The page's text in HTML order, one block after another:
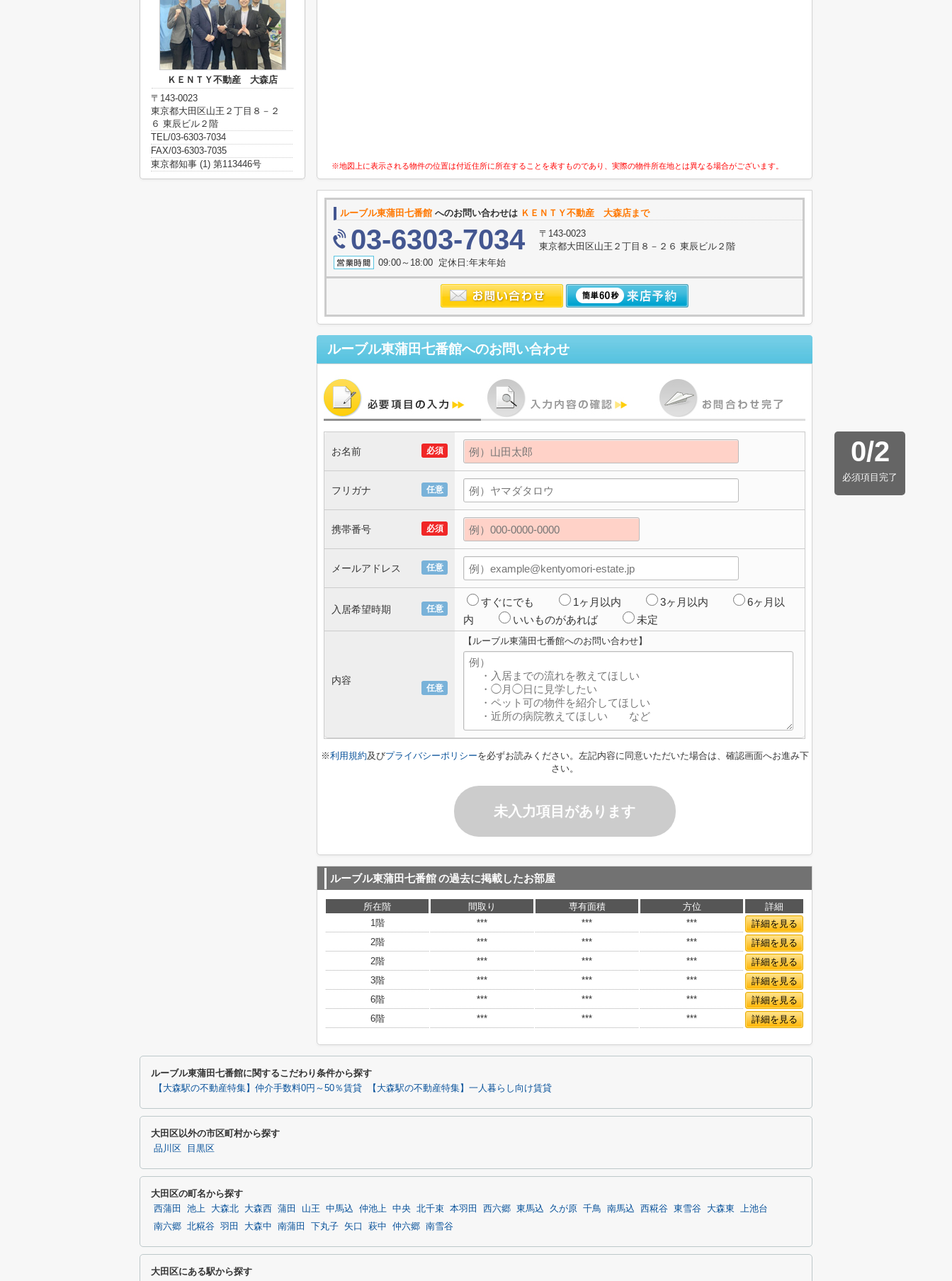
※地図上に表示される物件の位置は付近住所に所在することを表すものであり、実際の物件所在地とは異なる場合がございます。
ルーブル東蒲田七番館 へのお問い合わせは ＫＥＮＴＹ不動産 大森店まで
03-6303-7034
〒143-0023
東京都大田区山王２丁目８－２６ 東辰ビル２階
09:00～18:00 定休日:年末年始
ルーブル東蒲田七番館へのお問い合わせ
0/2
必須項目完了
必須
お名前
任意
フリガナ
必須
携帯番号
任意
メールアドレス
任意
入居希望時期
すぐにでも 1ヶ月以内 3ヶ月以内
6ヶ月以
内
いいものがあれば 未定
任意
内容
【ルーブル東蒲田七番館へのお問い合わせ】
※利用規約及びプライバシーポリシーを必ずお読みください。左記内容に同意いただいた場合は、確認画面へお進み下
さい。
未入力項目があります
ルーブル東蒲田七番館の過去に掲載したお部屋
所在階 間取り 専有面積 方位
詳細
1階
*** *** ***
詳細を見る
2階
*** *** ***
詳細を見る
2階
*** *** ***
詳細を見る
3階
*** *** ***
詳細を見る
6階
*** *** ***
詳細を見る
6階
*** *** *** 詳細を見る
ＫＥＮＴＹ不動産 大森店
〒143-0023
東京都大田区山王２丁目８－２
６ 東辰ビル２階
TEL/03-6303-7034
FAX/03-6303-7035
東京都知事 (1) 第113446号
ルーブル東蒲田七番館に関するこだわり条件から探す
【大森駅の不動産特集】仲介手数料0円～50％賃貸 【大森駅の不動産特集】一人暮らし向け賃貸
大田区以外の市区町村から探す
品川区 目黒区
大田区の町名から探す
西蒲田 池上 大森北 大森西 蒲田 山王 中馬込 仲池上 中央 北千束 本羽田 西六郷 東馬込 久が原 千鳥 南馬込 西糀谷 東雪谷 大森東
上池台
南六郷 北糀谷 羽田 大森中 南蒲田 下丸子 矢口 萩中 仲六郷 南雪谷
大田区にある駅から探す